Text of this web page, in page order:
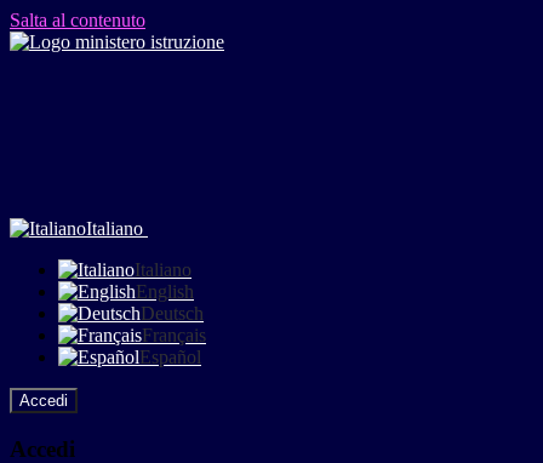
Salta al contenuto
Italiano
Italiano
English
Deutsch
Français
Español
Accedi
Accedi